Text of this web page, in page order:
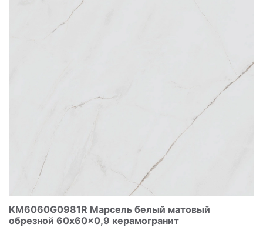
KM6060G0981R Марсель белый матовый
обрезной 60x60x0,9 керамогранит